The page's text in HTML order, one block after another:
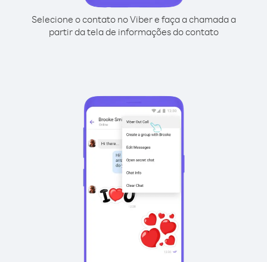
Selecione o contato no Viber e faça a chamada a
partir da tela de informações do contato